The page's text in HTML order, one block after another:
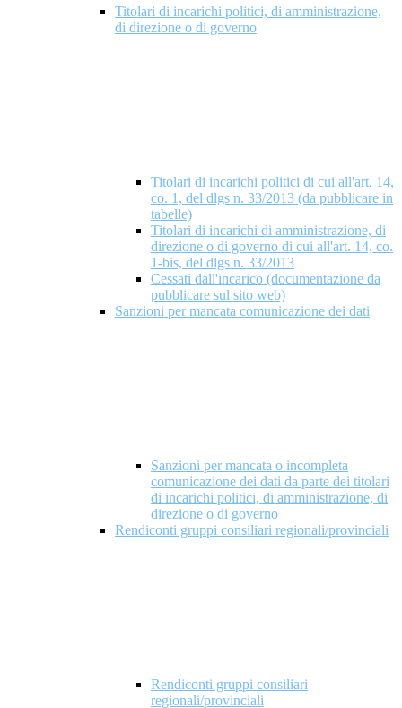
Titolari di incarichi politici, di amministrazione,
di direzione o di governo
Titolari di incarichi politici di cui all'art. 14,
co. 1, del dlgs n. 33/2013 (da pubblicare in
tabelle)
Titolari di incarichi di amministrazione, di
direzione o di governo di cui all'art. 14, co.
1-bis, del dlgs n. 33/2013
Cessati dall'incarico (documentazione da
pubblicare sul sito web)
Sanzioni per mancata comunicazione dei dati
Sanzioni per mancata o incompleta
comunicazione dei dati da parte dei titolari
di incarichi politici, di amministrazione, di
direzione o di governo
Rendiconti gruppi consiliari regionali/provinciali
Rendiconti gruppi consiliari
regionali/provinciali